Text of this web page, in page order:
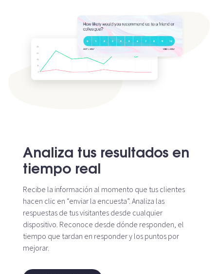
Analiza tus resultados en
tiempo real
Recibe la información al momento que tus clientes
hacen clic en “enviar la encuesta”. Analiza las
respuestas de tus visitantes desde cualquier
dispositivo. Reconoce desde dónde responden, el
tiempo que tardan en responder y los puntos por
mejorar.